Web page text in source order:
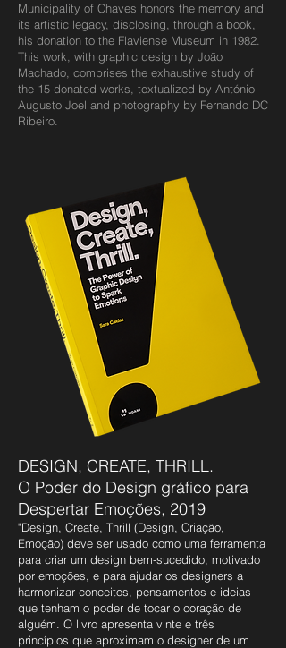
Municipality of Chaves honors the memory and
its artistic legacy, disclosing, through a book,
his donation to the Flaviense Museum in 1982.
This work, with graphic design by João
Machado, comprises the exhaustive study of
the 15 donated works, textualized by António
Augusto Joel and photography by Fernando DC
Ribeiro.
DESIGN, CREATE, THRILL.
O Poder do Design gráfico para
Despertar Emoções, 2019
"Design, Create, Thrill (Design, Criação,
Emoção) deve ser usado como uma ferramenta
para criar um design bem-sucedido, motivado
por emoções, e para ajudar os designers a
harmonizar conceitos, pensamentos e ideias
que tenham o poder de tocar o coração de
alguém. O livro apresenta vinte e três
princípios que aproximam o designer de um